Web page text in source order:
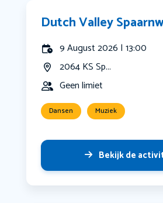
Dutch Valley
9 August 2026 | 13:00
2064 KS Sp...
Geen limiet
Dansen Muziek
Bekijk de